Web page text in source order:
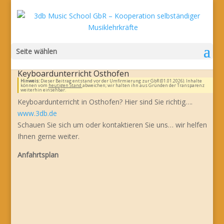
Seite wählen
Keyboardunterricht Osthofen
Hinweis:Dieser Beitrag entstand vor der Umfirmierung zur GbR (01.01.2026). Inhalte
können vom heutigen Stand abweichen; wir halten ihn aus Gründen der Transparenz
weiterhin einsehbar.
Keyboardunterricht in Osthofen? Hier sind Sie richtig….
www.3db.de
Schauen Sie sich um oder kontaktieren Sie uns… wir helfen
Ihnen gerne weiter.
Anfahrtsplan